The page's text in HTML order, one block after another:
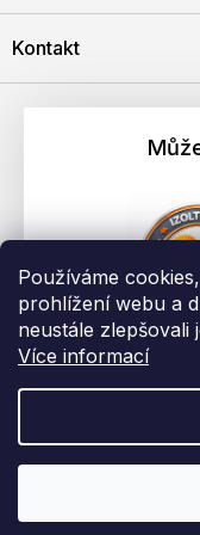
Používáme
prohlížení webu a
neustále
Více informací
Kontakt